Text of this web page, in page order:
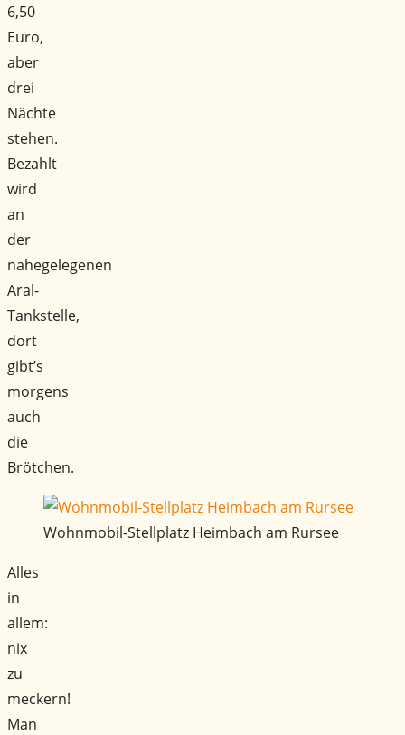
6,50
Euro,
aber
drei
Nächte
stehen.
Bezahlt
wird
an
der
nahegelegenen
Aral-
Tankstelle,
dort
gibt’s
morgens
auch
die
Brötchen.
Wohnmobil-Stellplatz Heimbach am Rursee
Alles
in
allem:
nix
zu
meckern!
Man